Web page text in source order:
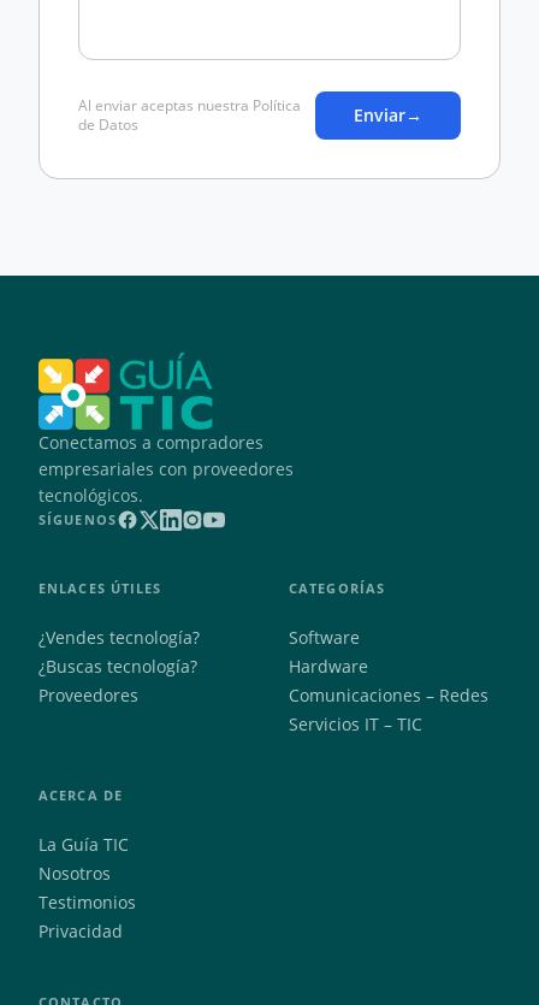
Al enviar aceptas nuestra Política
de Datos
Enviar→
Conectamos a compradores
empresariales con proveedores
tecnológicos.
SÍGUENOS
ENLACES ÚTILES
¿Vendes tecnología?
¿Buscas tecnología?
Proveedores
CATEGORÍAS
Software
Hardware
Comunicaciones – Redes
Servicios IT – TIC
ACERCA DE
La Guía TIC
Nosotros
Testimonios
Privacidad